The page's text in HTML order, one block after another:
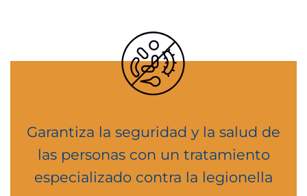
Garantiza la seguridad y la salud de
las personas con un tratamiento
especializado contra la legionella